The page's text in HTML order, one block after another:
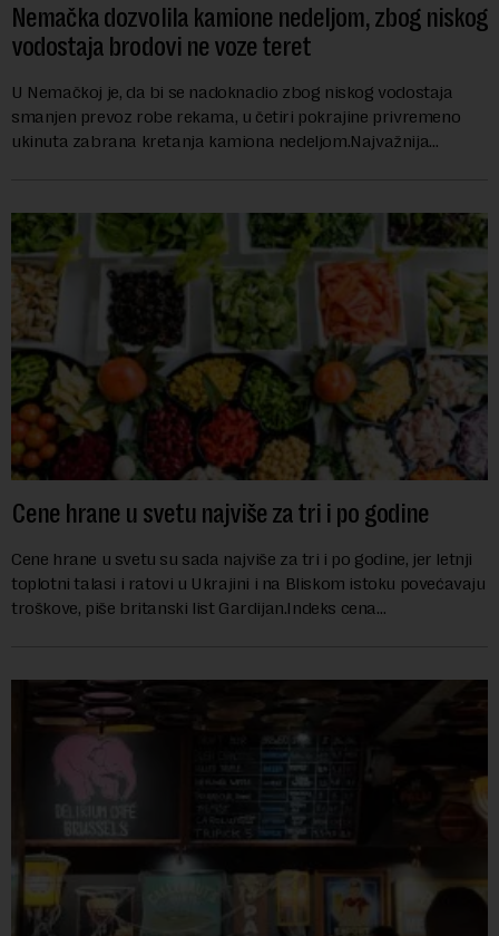
Nemačka dozvolila kamione nedeljom, zbog niskog
vodostaja brodovi ne voze teret
U Nemačkoj je, da bi se nadoknadio zbog niskog vodostaja
smanjen prevoz robe rekama, u četiri pokrajine privremeno
ukinuta zabrana kretanja kamiona nedeljom.Najvažnija
Cene hrane u svetu najviše za tri i po godine
Cene hrane u svetu su sada najviše za tri i po godine, jer letnji
toplotni talasi i ratovi u Ukrajini i na Bliskom istoku povećavaju
troškove, piše britanski list Gardijan.Indeks cena